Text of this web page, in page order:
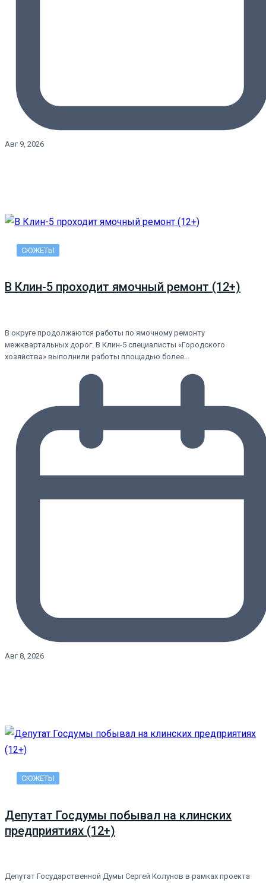
Авг 9, 2026
СЮЖЕТЫ
В Клин-5 проходит ямочный ремонт (12+)
В округе продолжаются работы по ямочному ремонту
межквартальных дорог. В Клин-5 специалисты «Городского
хозяйства» выполнили работы площадью более…
Авг 8, 2026
СЮЖЕТЫ
Депутат Госдумы побывал на клинских
предприятиях (12+)
Депутат Государственной Думы Сергей Колунов в рамках проекта